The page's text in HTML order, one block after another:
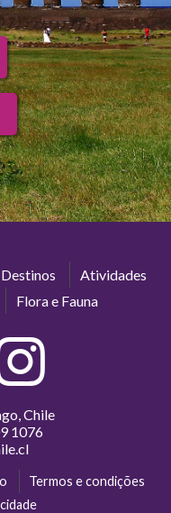
Destinos
Atividades
Flora e Fauna
Chile
1076
Termos e condições